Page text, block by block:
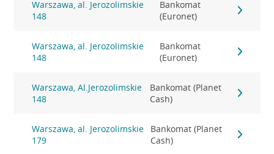
Warszawa, al. Jerozolimskie
148
Bankomat
(Euronet)
Warszawa, al. Jerozolimskie
148
Bankomat
(Euronet)
Warszawa, Al.Jerozolimskie
148
Bankomat (Planet
Cash)
Warszawa, al. Jerozolimskie
179
Bankomat (Planet
Cash)